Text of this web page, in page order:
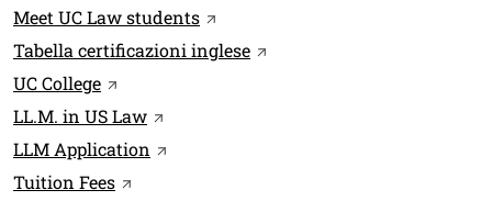
Link
Meet UC Law studentsApri il link in una nuova finestra
Tabella certificazioni ingleseApri il link in una nuova
UC CollegeApri il link in una nuova finestra
LL.M. in US LawApri il link in una nuova finestra
LLM Application Apri il link in una nuova finestra
Tuition FeesApri il link in una nuova finestra